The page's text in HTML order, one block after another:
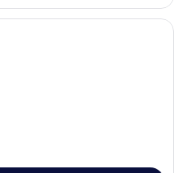
Ein modernes Wohnzimmer mit